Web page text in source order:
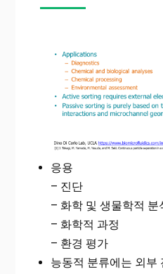
응용
– 진단
– 화학 및 생물학적 분
– 화학적 과정
– 환경 평가
능동적 분류에는 외부